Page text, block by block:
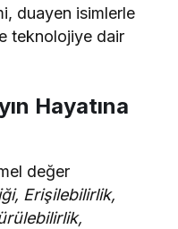
duayen isimlerle
teknolojiye dair
Hayatına
değer
Erişilebilirlik,